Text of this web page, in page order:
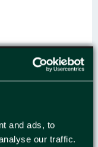
and ads, to
our traffic.
robust och
för krävande